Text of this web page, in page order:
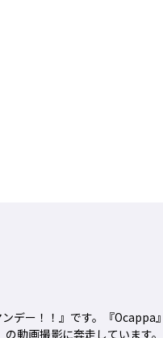
ンデー！！』です。『
動画撮影に奔走しています。